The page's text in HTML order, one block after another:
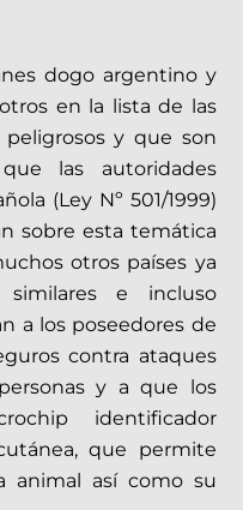
dogo argentino y
en la lista de las
peligrosos y que son
las autoridades
(Ley Nº 501/1999)
sobre esta temática
otros países ya
similares e incluso
a los poseedores de
contra ataques
y a que los
identificador
que permite
animal así como su